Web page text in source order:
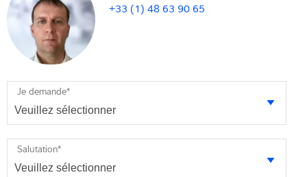
+33 (1) 48 63 90 65
Je demande*
Salutation*